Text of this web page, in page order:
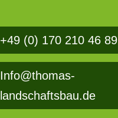
+49 (0) 170 210 46 89
Info@thomas-
landschaftsbau.de